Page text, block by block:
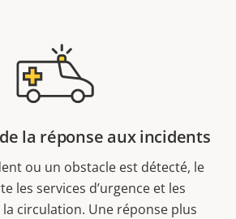
la réponse aux incidents
ou un obstacle est détecté, le
les services d’urgence et les
circulation. Une réponse plus